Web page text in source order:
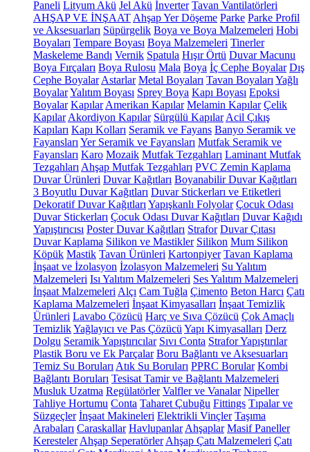
Paneli Lityum Akü Jel Akü İnverter Tavan Vantilatörleri
AHŞAP VE İNŞAAT Ahşap Yer Döşeme Parke Parke Profil
ve Aksesuarları Süpürgelik Boya ve Boya Malzemeleri Hobi
Boyaları Tempare Boyası Boya Malzemeleri Tinerler
Maskeleme Bandı Vernik Spatula Hışır Örtü Duvar Macunu
Boya Fırçaları Boya Rulosu Mala Boya İç Cephe Boyalar Dış
Cephe Boyalar Astarlar Metal Boyaları Tavan Boyaları Yağlı
BoyalarYalıtım Boyası Sprey Boya Kapı Boyası Epoksi
Boyalar Kapılar Amerikan Kapılar Melamin Kapılar Çelik
Kapılar Akordiyon Kapılar Sürgülü Kapılar Acil Çıkış
Kapıları Kapı Kolları Seramik ve Fayans Banyo Seramik ve
Fayansları Yer Seramik ve Fayansları Mutfak Seramik ve
Fayansları Karo Mozaik Mutfak Tezgahları Laminant Mutfak
Tezgahları Ahşap Mutfak Tezgahları PVC Zemin Kaplama
Duvar Ürünleri Duvar Kağıtları Boyanabilir Duvar Kağıtları
3 Boyutlu Duvar Kağıtları Duvar Stickerları ve Etiketleri
Dekoratif Duvar Kağıtları Yapışkanlı Folyolar Çocuk Odası
Duvar Stickerları Çocuk Odası Duvar Kağıtları Duvar Kağıdı
Yapıştırıcısı Poster Duvar Kağıtları Strafor Duvar Çıtası
Duvar Kaplama Silikon ve Mastikler Silikon Mum Silikon
Köpük Mastik Tavan Ürünleri Kartonpiyer Tavan Kaplama
İnşaat ve İzolasyon İzolasyon Malzemeleri Su Yalıtım
Malzemeleri Isı Yalıtım Malzemeleri Ses Yalıtım Malzemeleri
İnşaat Malzemeleri Alçı Cam Tuğla Çimento Beton Harcı Çatı
Kaplama Malzemeleri İnşaat Kimyasalları İnşaat Temizlik
Ürünleri Lavabo Çözücü Harç ve Sıva Çözücü Çok Amaçlı
TemizlikYağlayıcı ve Pas Çözücü Yapı Kimyasalları Derz
Dolgu Seramik Yapıştırıcılar Sıvı Conta Strafor Yapıştırılar
Plastik Boru ve Ek Parçalar Boru Bağlantı ve Aksesuarları
Temiz Su Boruları Atık Su Boruları PPRC Borular Kombi
Bağlantı Boruları Tesisat Tamir ve Bağlantı Malzemeleri
Musluk Uzatma Regülatörler Valfler ve Vanalar Nipeller
Tahliye Hortumu Conta Taharet Çubuğu Fittings Tıpalar ve
Süzgeçler İnşaat Makineleri Elektrikli Vinçler Taşıma
Arabaları Caraskallar Havlupanlar Ahşaplar Masif Paneller
Keresteler Ahşap Seperatörler Ahşap Çatı Malzemeleri Çatı